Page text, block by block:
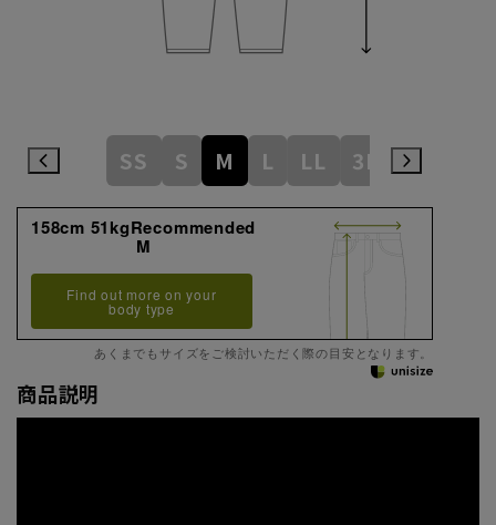
SS S M L LL 3L
158cm 51kgRecommended
M
Find out more on your
body type
あくまでもサイズをご検討いただく際の目安となります。
商品説明